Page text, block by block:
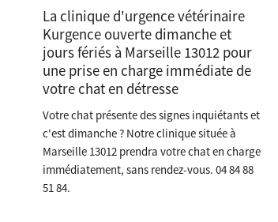
La clinique d'urgence vétérinaire
Kurgence ouverte dimanche et
jours fériés à Marseille 13012 pour
une prise en charge immédiate de
votre chat en détresse
Votre chat présente des signes inquiétants et
c'est dimanche ? Notre clinique située à
Marseille 13012 prendra votre chat en charge
immédiatement, sans rendez-vous. 04 84 88
51 84.